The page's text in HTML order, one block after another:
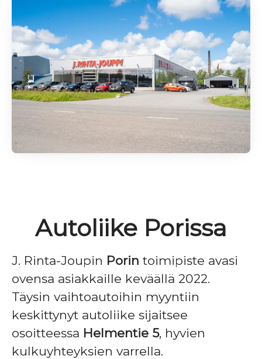
Autoliike Porissa
J. Rinta-Joupin Porin toimipiste avasi
ovensa asiakkaille keväällä 2022.
Täysin vaihtoautoihin myyntiin
keskittynyt autoliike sijaitsee
osoitteessa Helmentie 5, hyvien
kulkuyhteyksien varrella.